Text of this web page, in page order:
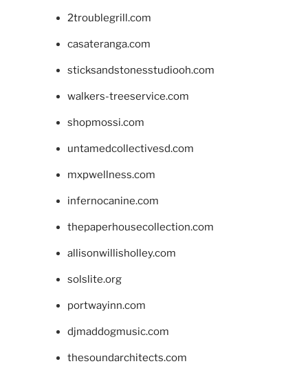
2troublegrill.com
casateranga.com
sticksandstonesstudiooh.com
walkers-treeservice.com
shopmossi.com
untamedcollectivesd.com
mxpwellness.com
infernocanine.com
thepaperhousecollection.com
allisonwillisholley.com
solslite.org
portwayinn.com
djmaddogmusic.com
thesoundarchitects.com